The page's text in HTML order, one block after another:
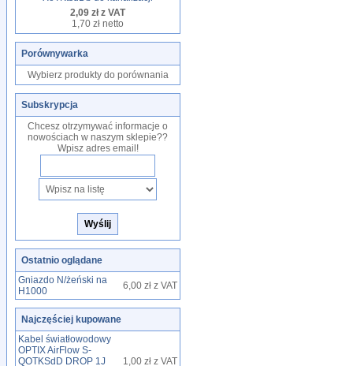
2,09 zł z VAT
1,70 zł netto
Porównywarka
Wybierz produkty do porównania
Subskrypcja
Chcesz otrzymywać informacje o
nowościach w naszym sklepie??
Wpisz adres email!
Ostatnio oglądane
Gniazdo N/żeński na
H1000
6,00 zł z VAT
Najczęściej kupowane
Kabel światłowodowy
OPTIX AirFlow S-
QOTKSdD DROP 1J
1,00 zł z VAT